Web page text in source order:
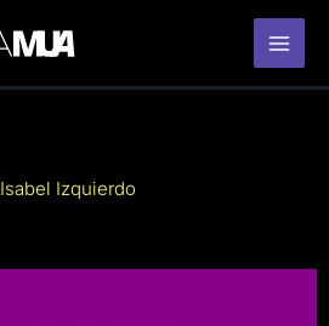
Isabel Izquierdo